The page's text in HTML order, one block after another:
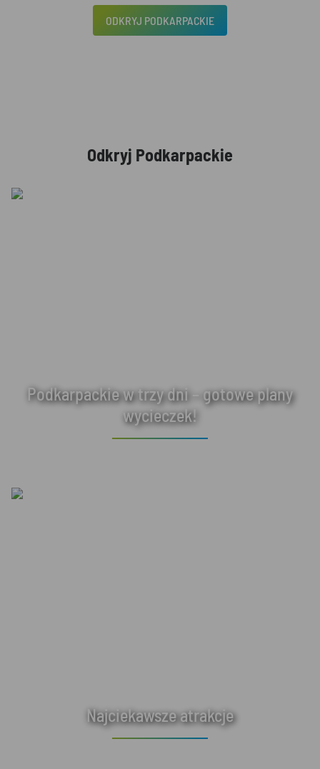
ODKRYJ PODKARPACKIE
Odkryj Podkarpackie
Podkarpackie w trzy dni – gotowe plany
wycieczek!
Najciekawsze atrakcje